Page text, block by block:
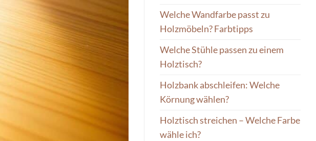
Welche Wandfarbe passt zu
Holzmöbeln? Farbtipps
Welche Stühle passen zu einem
Holztisch?
Holzbank abschleifen: Welche
Körnung wählen?
Holztisch streichen – Welche Farbe
wähle ich?